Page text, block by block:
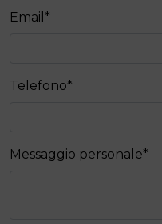
Email *
Telefono*
Messaggio personale*